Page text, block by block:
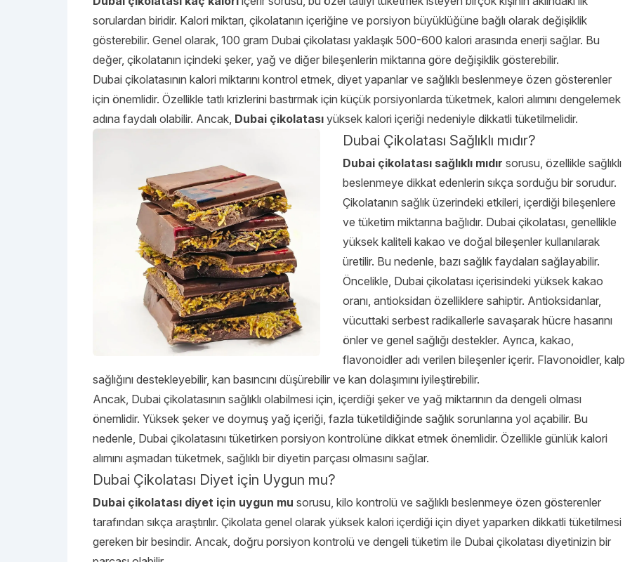
sorulardan biridir. Kalori miktarı, çikolatanın içeriğine ve porsiyon büyüklüğüne bağlı olarak değişiklik
gösterebilir. Genel olarak, 100 gram Dubai çikolatası yaklaşık 500-600 kalori arasında enerji sağlar. Bu
değer, çikolatanın içindeki şeker, yağ ve diğer bileşenlerin miktarına göre değişiklik gösterebilir.
Dubai çikolatasının kalori miktarını kontrol etmek, diyet yapanlar ve sağlıklı beslenmeye özen gösterenler
için önemlidir. Özellikle tatlı krizlerini bastırmak için küçük porsiyonlarda tüketmek, kalori alımını dengelemek
adına faydalı olabilir. Ancak, Dubai çikolatası yüksek kalori içeriği nedeniyle dikkatli tüketilmelidir.
Dubai Çikolatası Sağlıklı mıdır?
Dubai çikolatası sağlıklı mıdır sorusu, özellikle sağlıklı
beslenmeye dikkat edenlerin sıkça sorduğu bir sorudur.
Çikolatanın sağlık üzerindeki etkileri, içerdiği bileşenlere
ve tüketim miktarına bağlıdır. Dubai çikolatası, genellikle
yüksek kaliteli kakao ve doğal bileşenler kullanılarak
üretilir. Bu nedenle, bazı sağlık faydaları sağlayabilir.
Öncelikle, Dubai çikolatası içerisindeki yüksek kakao
oranı, antioksidan özelliklere sahiptir. Antioksidanlar,
vücuttaki serbest radikallerle savaşarak hücre hasarını
önler ve genel sağlığı destekler. Ayrıca, kakao,
flavonoidler adı verilen bileşenler içerir. Flavonoidler, kalp
sağlığını destekleyebilir, kan basıncını düşürebilir ve kan dolaşımını iyileştirebilir.
Ancak, Dubai çikolatasının sağlıklı olabilmesi için, içerdiği şeker ve yağ miktarının da dengeli olması
önemlidir. Yüksek şeker ve doymuş yağ içeriği, fazla tüketildiğinde sağlık sorunlarına yol açabilir. Bu
nedenle, Dubai çikolatasını tüketirken porsiyon kontrolüne dikkat etmek önemlidir. Özellikle günlük kalori
alımını aşmadan tüketmek, sağlıklı bir diyetin parçası olmasını sağlar.
Dubai Çikolatası Diyet için Uygun mu?
Dubai çikolatası diyet için uygun mu sorusu, kilo kontrolü ve sağlıklı beslenmeye özen gösterenler
tarafından sıkça araştırılır. Çikolata genel olarak yüksek kalori içerdiği için diyet yaparken dikkatli tüketilmesi
gereken bir besindir. Ancak, doğru porsiyon kontrolü ve dengeli tüketim ile Dubai çikolatası diyetinizin bir